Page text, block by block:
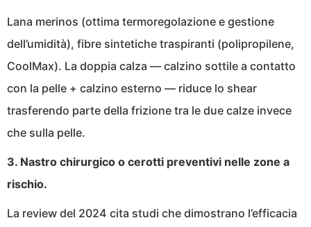
Lana merinos (ottima termoregolazione e gestione
dell’umidità), fibre sintetiche traspiranti (polipropilene,
CoolMax). La doppia calza — calzino sottile a contatto
con la pelle + calzino esterno — riduce lo shear
trasferendo parte della frizione tra le due calze invece
che sulla pelle.
3. Nastro chirurgico o cerotti preventivi nelle zone a
rischio.
La review del 2024 cita studi che dimostrano l’efficacia